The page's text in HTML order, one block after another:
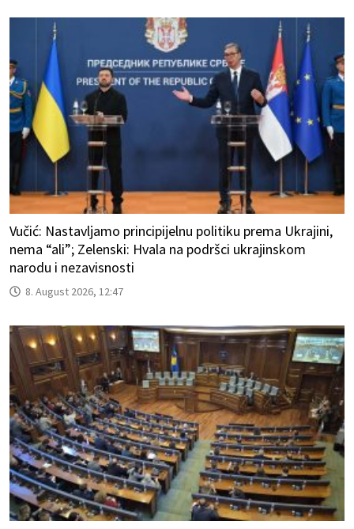
Vučić: Nastavljamo principijelnu politiku prema Ukrajini,
nema “ali”; Zelenski: Hvala na podršci ukrajinskom
narodu i nezavisnosti
8. August 2026, 12:47